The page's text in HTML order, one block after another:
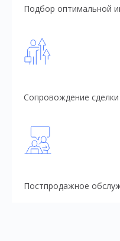
Подбор оптимальной
Сопровождение сделки
Постпродажное